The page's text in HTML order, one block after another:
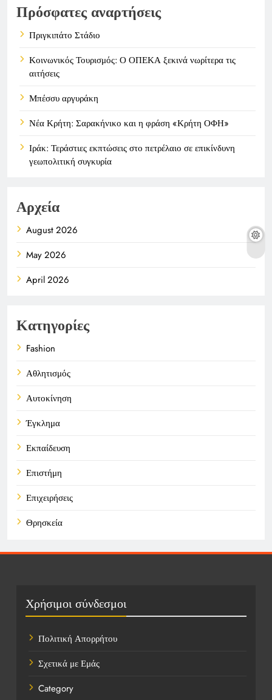
Πρόσφατες αναρτήσεις
Πριγκιπάτο Στάδιο
Κοινωνικός Τουρισμός: Ο ΟΠΕΚΑ ξεκινά νωρίτερα τις
αιτήσεις
Μπέσσυ αργυράκη
Νέα Κρήτη: Σαρακήνικο και η φράση «Κρήτη ΟΦΗ»
Ιράκ: Τεράστιες εκπτώσεις στο πετρέλαιο σε επικίνδυνη
γεωπολιτική συγκυρία
Αρχεία
August 2026
May 2026
April 2026
Κατηγορίες
Fashion
Αθλητισμός
Αυτοκίνηση
Έγκλημα
Εκπαίδευση
Επιστήμη
Επιχειρήσεις
Θρησκεία
Πολιτική
Τοποθεσίες
Χρήσιμοι σύνδεσμοι
Πολιτική Απορρήτου
Σχετικά με Εμάς
Category